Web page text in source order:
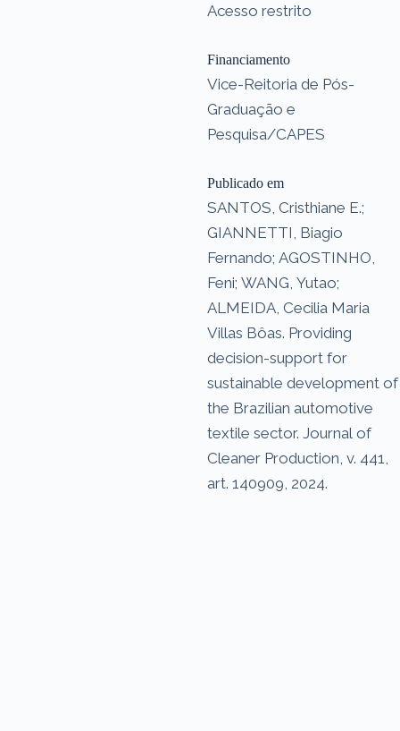
Acesso restrito
Financiamento
Vice-Reitoria de Pós-
Graduação e
Pesquisa/CAPES
Publicado em
SANTOS, Cristhiane E.;
GIANNETTI, Biagio
Fernando; AGOSTINHO,
Feni; WANG, Yutao;
ALMEIDA, Cecilia Maria
Villas Bôas. Providing
decision-support for
sustainable development of
the Brazilian automotive
textile sector. Journal of
Cleaner Production, v. 441,
art. 140909, 2024.